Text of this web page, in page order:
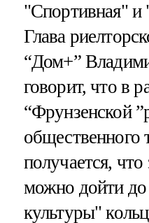
"Спортивная" и
Глава
“Дом+”
говорит, что в
“Фрунзенской
общественного
получается,
можно дойти
культуры"